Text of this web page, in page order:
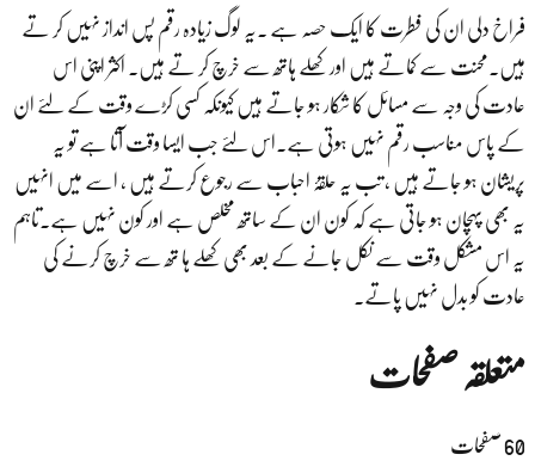
فراخ دلی ان کی فطرت کا ایک حصہ ہے ۔یہ لوگ زیادہ رقم پس انداز نہیں کر تے
ہیں۔محنت سے کماتے ہیں اور کھلے ہاتھ سے خرچ کر تے ہیں۔ اکثر اپنی اس
عادت کی وجہ سے مسائل کا شکار ہو جاتے ہیں کیونکہ کسی کڑے وقت کے لئے ان
کے پاس مناسب رقم نہیں ہوتی ہے۔اس لئے جب ایسا وقت آتا ہے تو یہ
پریشان ہو جاتے ہیں ، تب یہ حلقۂ احباب سے رجوع کرتے ہیں ، اسے میں انہیں
یہ بھی پہچان ہو جاتی ہے کہ کون ان کے ساتھ مخلص ہے اور کون نہیں ہے۔تاہم
یہ اس مشکل وقت سے نکل جانے کے بعد بھی کھلے ہا تھ سے خرچ کرنے کی
عادت کو بدل نہیں پاتے۔
متعلقہ صفحات
60صفحات